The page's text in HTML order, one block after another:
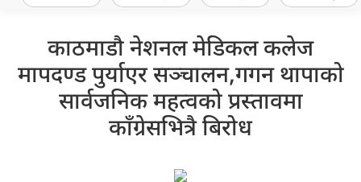
काठमाडौ नेशनल मेडिकल कलेज
मापदण्ड पुर्याएर सञ्चालन,गगन थापाको
सार्वजनिक महत्वको प्रस्तावमा
काँग्रेसभित्रै बिरोध